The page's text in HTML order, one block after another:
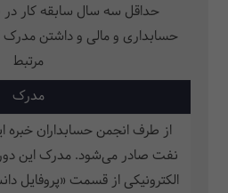
حداقل سه سال سابقه کار
حسابداری و مالی و داشتن
مرتبط
مدرک
از طرف انجمن حسابداران خبره
نفت صادر می‌شود. مدرک این
الکترونیکی از قسمت «پروفایل